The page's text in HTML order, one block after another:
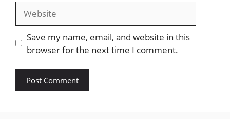
Website
Save my name, email, and website in this
browser for the next time I comment.